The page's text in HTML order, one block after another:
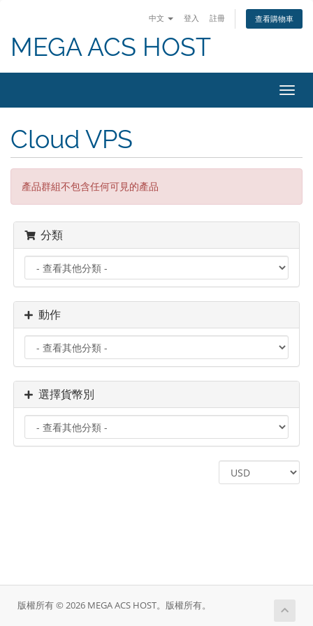
中文 登入 註冊 查看購物車
MEGA ACS HOST
切
換
Cloud VPS
產品群組不包含任何可見的產品
分類
動作
選擇貨幣別
版權所有 © 2026 MEGA ACS HOST。版權所有。